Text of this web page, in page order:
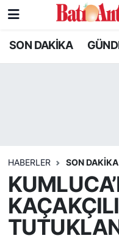
SON DAKİKA
HABERLER SON DAKIKA
SON DAKİKA
RESMİ İLANLAR
EKONOMİ
Nöbetçi
Son Dakika
Haber Arşivi